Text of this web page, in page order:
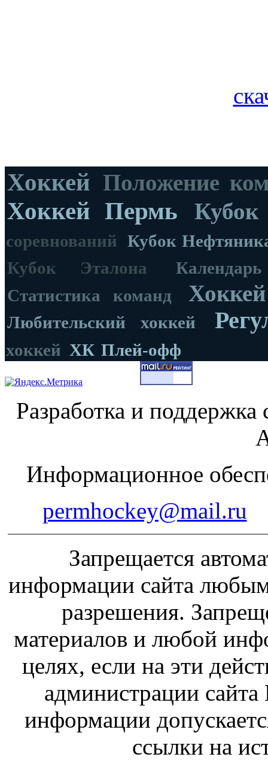
Хоккей Положение
Хоккей Пермь
соревнований Кубок
Кубок Эталона
Статистика команд
Любительский хоккей
хоккей ХК Плей-офф
Разработка и
Информационное
permhockey@mail.ru
Запрещается
информации сайта
разрешения.
материалов и любой
целях, если на эти
администрации
информации
ссылки на